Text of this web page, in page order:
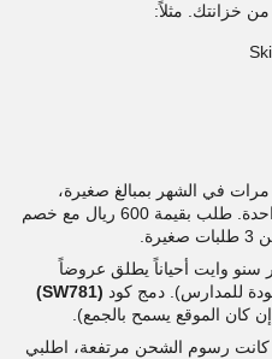
من خزانتك. مثلاً:
تجميع الطلبات: بدلاً من الطلب 3 مرات في الشهر بمبالغ صغيرة،
اجمعي احتياجاتك وأطلبيها مرة واحدة. طلب بقيمة 600 ريال مع خصم
سنو وايت أحياناً يطلق عروضاً
للمدارس). دمج كود (SW781)
كان الموقع يسمح بالجمع).
رسوم الشحن مرتفعة، اطلبي